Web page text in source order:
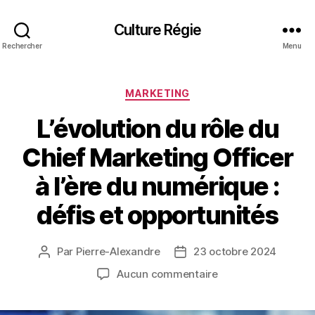
Rechercher
Culture Régie
Menu
Catégories
MARKETING
L’évolution du rôle du
Chief Marketing Officer
à l’ère du numérique :
défis et opportunités
Auteur
Par Pierre-Alexandre
Date23 octobre 2024
Aucun commentairesur